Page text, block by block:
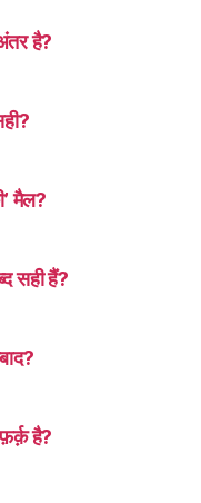
है?
मैल?
सही हैं?
है?